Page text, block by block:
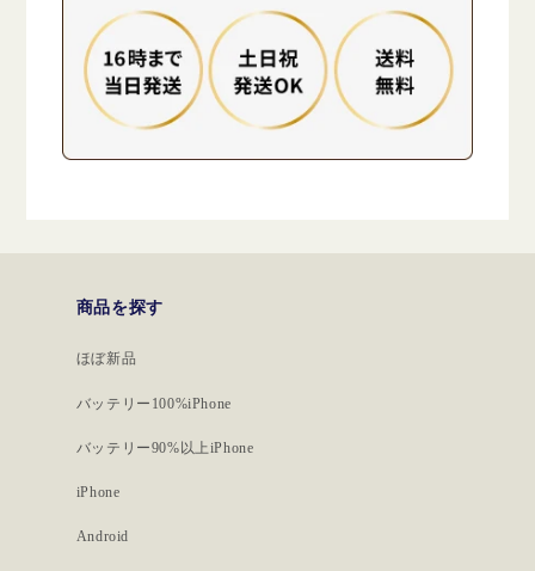
商品を探す
ほぼ新品
バッテリー100%iPhone
バッテリー90%以上iPhone
iPhone
Android